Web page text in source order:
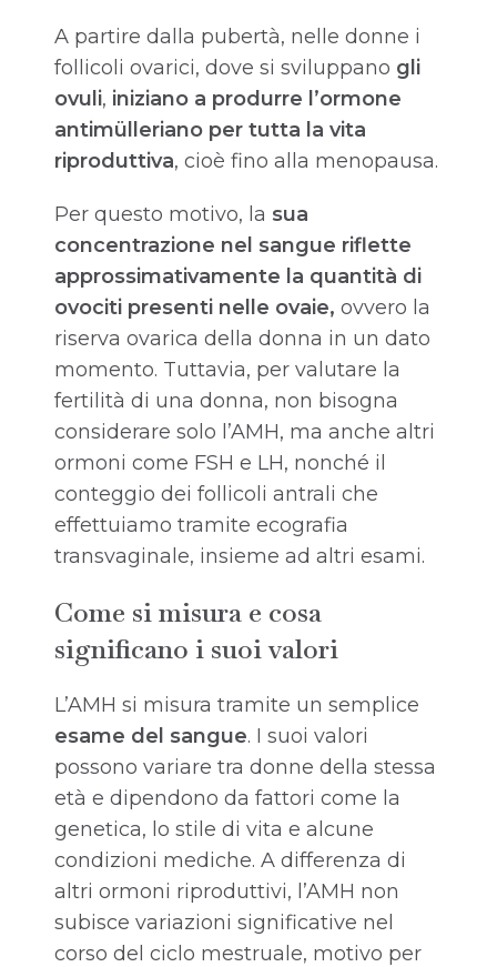
A partire dalla pubertà, nelle donne i
follicoli ovarici, dove si sviluppano gli
ovuli, iniziano a produrre l’ormone
antimülleriano per tutta la vita
riproduttiva, cioè fino alla menopausa.
Per questo motivo, la sua
concentrazione nel sangue riflette
approssimativamente la quantità di
ovociti presenti nelle ovaie, ovvero la
riserva ovarica della donna in un dato
momento. Tuttavia, per valutare la
fertilità di una donna, non bisogna
considerare solo l’AMH, ma anche altri
ormoni come FSH e LH, nonché il
conteggio dei follicoli antrali che
effettuiamo tramite ecografia
transvaginale, insieme ad altri esami.
Come si misura e cosa
significano i suoi valori
L’AMH si misura tramite un semplice
esame del sangue. I suoi valori
possono variare tra donne della stessa
età e dipendono da fattori come la
genetica, lo stile di vita e alcune
condizioni mediche. A differenza di
altri ormoni riproduttivi, l’AMH non
subisce variazioni significative nel
corso del ciclo mestruale, motivo per